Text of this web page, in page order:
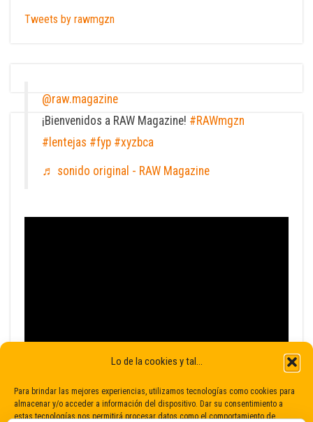
Lo de la cookies y tal...
Para brindar las mejores experiencias, utilizamos tecnologías como cookies para
almacenar y/o acceder a información del dispositivo. Dar su consentimiento a
estas tecnologías nos permitirá procesar datos como el comportamiento de
Tweets by rawmgzn
@raw.magazine
¡Bienvenidos a RAW Magazine! #RAWmgzn
#lentejas #fyp #xyzbca
♬ sonido original - RAW Magazine